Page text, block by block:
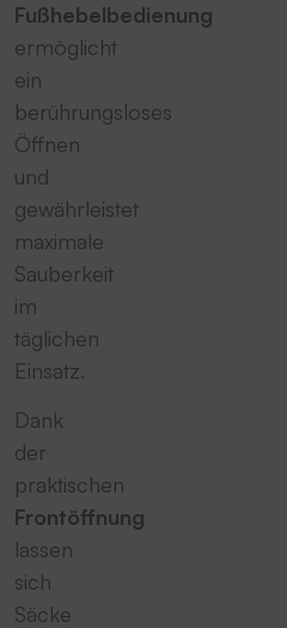
Fußhebelbedienung
ermöglicht
ein
berührungsloses
Öffnen
und
gewährleistet
maximale
Sauberkeit
im
täglichen
Einsatz.
Dank
der
praktischen
Frontöffnung
lassen
sich
Säcke